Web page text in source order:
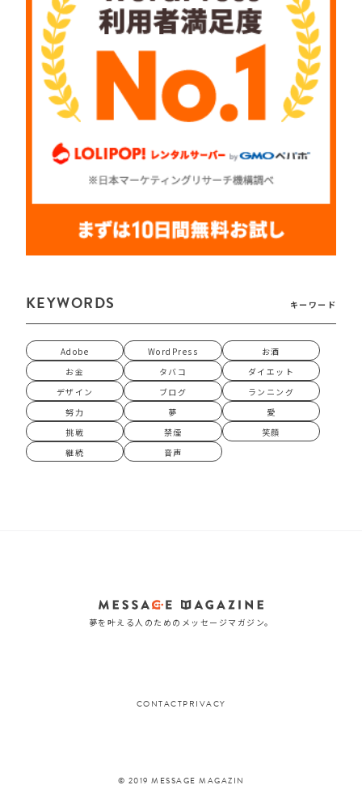
KEYWORDS キーワード
Adobe WordPress
お酒
お金
タバコ
ダイエット
デザイン
ブログ
ランニング
努力
夢
愛
挑戦
禁煙
笑顔
継続
音声
夢を叶える人のためのメッセージマガジン。
CONTACTPRIVACY
© 2019 MESSAGE MAGAZIN